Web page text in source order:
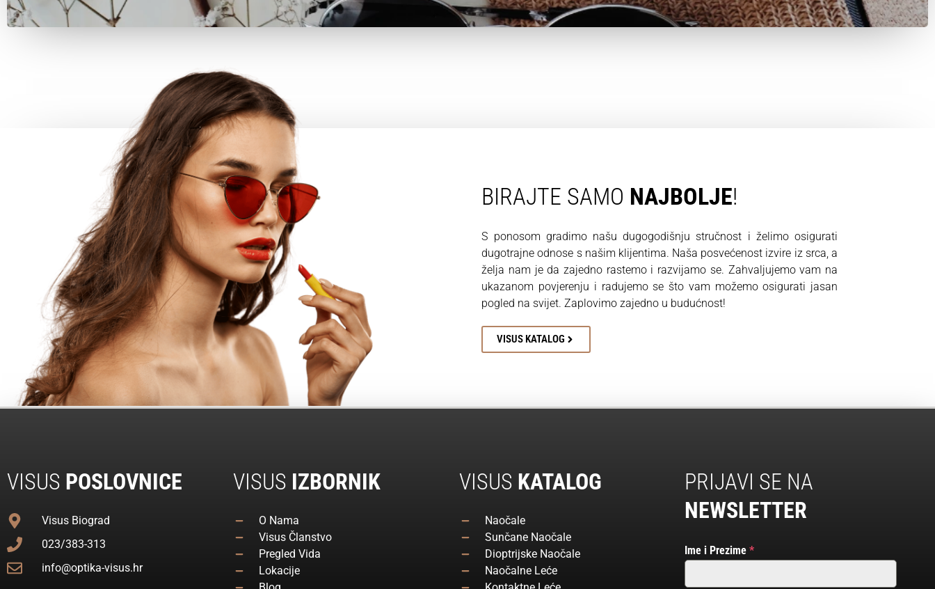
BIRAJTE SAMO NAJBOLJE!
S ponosom gradimo našu dugogodišnju stručnost i želimo osigurati
dugotrajne odnose s našim klijentima. Naša posvećenost izvire iz srca, a
želja nam je da zajedno rastemo i razvijamo se. Zahvaljujemo vam na
ukazanom povjerenju i radujemo se što vam možemo osigurati jasan
pogled na svijet. Zaplovimo zajedno u budućnost!
VISUS KATALOG
VISUS POSLOVNICE
Visus Biograd
023/383-313
info@optika-visus.hr
VISUS IZBORNIK
O Nama
Visus Članstvo
Pregled Vida
Lokacije
VISUS KATALOG
Naočale
Sunčane Naočale
Dioptrijske Naočale
Naočalne Leće
PRIJAVI SE NA
NEWSLETTER
Ime i Prezime*